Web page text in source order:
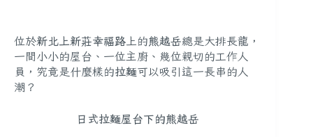
位於新北上新莊幸福路上的熊越岳總是大排長龍，
一間小小的屋台、一位主廚、幾位親切的工作人
員，究竟是什麼樣的拉麵可以吸引這一長串的人
潮？
日式拉麵屋台下的熊越岳